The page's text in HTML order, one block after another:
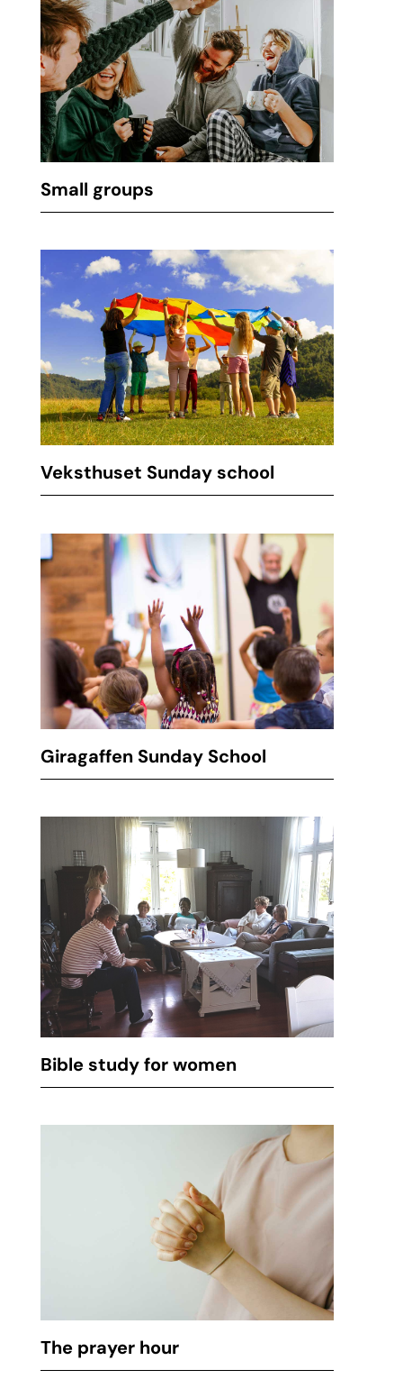
Small groups
Veksthuset Sunday school
Giragaffen Sunday School
Bible study for women
The prayer hour